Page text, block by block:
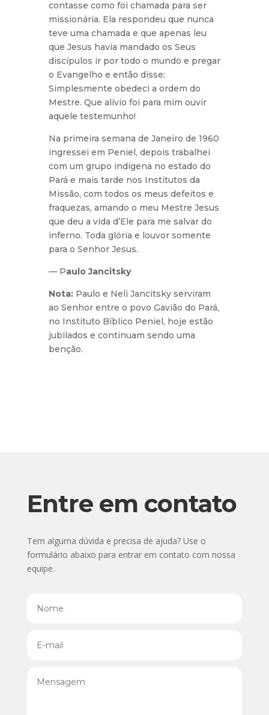
contasse como foi chamada para ser
missionária. Ela respondeu que nunca
teve uma chamada e que apenas leu
que Jesus havia mandado os Seus
discípulos ir por todo o mundo e pregar
o Evangelho e então disse:
Simplesmente obedeci a ordem do
Mestre. Que alívio foi para mim ouvir
aquele testemunho!
Na primeira semana de Janeiro de 1960
ingressei em Peniel, depois trabalhei
com um grupo indígena no estado do
Pará e mais tarde nos Institutos da
Missão, com todos os meus defeitos e
fraquezas, amando o meu Mestre Jesus
que deu a vida d’Ele para me salvar do
inferno. Toda glória e louvor somente
para o Senhor Jesus.
— Paulo Jancitsky
Nota:Paulo e Neli Jancitsky serviram
ao Senhor entre o povo Gavião do Pará,
no Instituto Bíblico Peniel, hoje estão
jubilados e continuam sendo uma
benção.
Entre em contato
Tem alguma dúvida e precisa de ajuda? Use o
formulário abaixo para entrar em contato com nossa
equipe.